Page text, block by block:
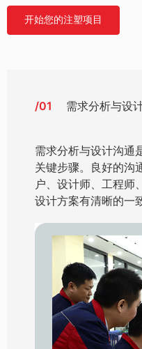
开始您的注塑项目
/01 需求分析与设
需求分析与设计沟通
关键步骤。良好的沟
户、设计师、工程师
设计方案有清晰的一